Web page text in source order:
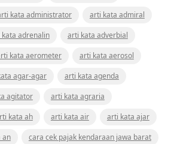
kata administrator
arti kata admiral
adrenalin
arti kata adverbial
kata aerometer
arti kata aerosol
agar-agar
arti kata agenda
agitator
arti kata agraria
kata ah arti kata air
arti kata ajar
an
cara cek pajak kendaraan jawa barat